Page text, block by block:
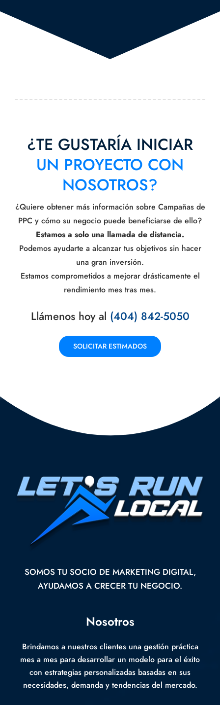
¿TE GUSTARÍA INICIAR
UN PROYECTO CON
NOSOTROS?
¿Quiere obtener más información sobre Campañas de
PPC y cómo su negocio puede beneficiarse de ello?
Estamos a solo una llamada de distancia.
Podemos ayudarte a alcanzar tus objetivos sin hacer
una gran inversión.
Estamos comprometidos a mejorar drásticamente el
rendimiento mes tras mes.
Llámenos hoy al (404) 842-5050
SOLICITAR ESTIMADOS
SOMOS TU SOCIO DE MARKETING DIGITAL,
AYUDAMOS A CRECER TU NEGOCIO.
Nosotros
Brindamos a nuestros clientes una gestión práctica
mes a mes para desarrollar un modelo para el éxito
con estrategias personalizadas basadas en sus
necesidades, demanda y tendencias del mercado.